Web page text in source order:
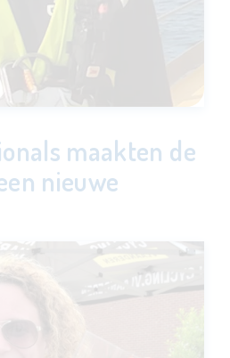
maakten de
nieuwe